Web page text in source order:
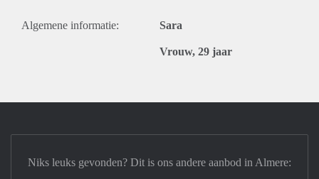
Algemene informatie: Sara
Vrouw, 29 jaar
Niks leuks gevonden? Dit is ons andere aanbod in Almere: